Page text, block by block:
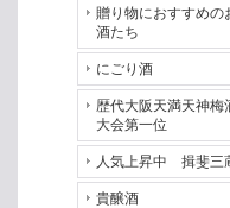
贈り物におすすめの
酒たち
にごり酒
歴代大阪天満天神梅
大会第一位
人気上昇中 揖斐三
貴醸酒